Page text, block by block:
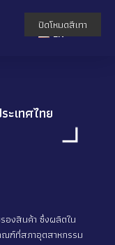
TH
EN
ะเทศไทย
องสินค้า ซึ่งผลิตใน
ณฑ์ที่สภาอุตสาหกรรม
ปิดโหมดสีเทา